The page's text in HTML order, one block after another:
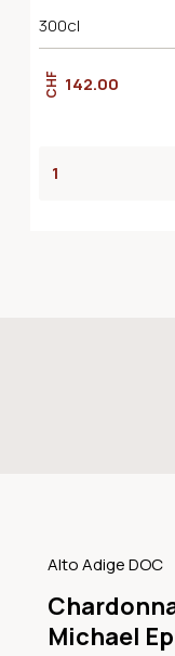
300cl
CHF 142.00
Alto Adige DOC
Michael